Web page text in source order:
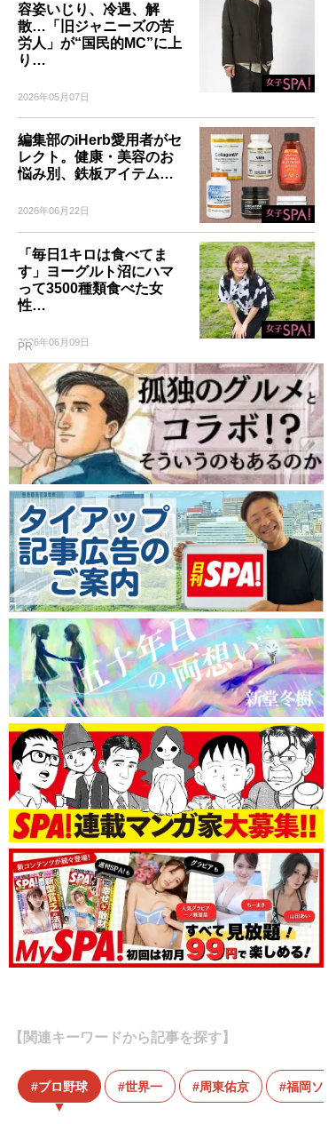
容姿いじり、冷遇、解
散…「旧ジャニーズの苦
労人」が“国民的MC”に上
り…
2026年05月07日
編集部のiHerb愛用者がセ
レクト。健康・美容のお
悩み別、鉄板アイテム…
2026年06月22日
「毎日1キロは食べてま
す」ヨーグルト沼にハマ
って3500種類食べた女
性…
2026年06月09日
PR
【関連キーワードから記事を探す】
プロ野球 世界一 周東佑京 福岡ソ